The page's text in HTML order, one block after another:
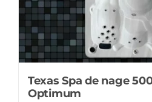
Texas Spa de nage
Optimum